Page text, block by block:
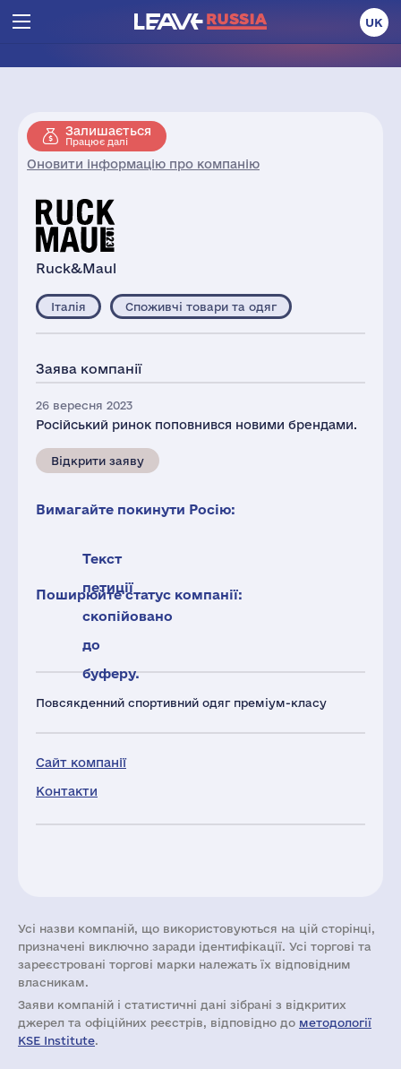
UK
Залишається
Працює далі
Оновити інформацію про компанію
Ruck&Maul
Повсякденний спортивний одяг преміум-класу
Сайт компанії
Контакти
Італія Споживчі товари та одяг
Заява компанії
26 вересня 2023
Російський ринок поповнився новими брендами.
Відкрити заяву
Вимагайте покинути Росію:
Текст
петиції
скопійовано
до
буферу.
Поширюйте статус компанії:
Усі назви компаній, що використовуються на цій сторінці,
призначені виключно заради ідентифікації. Усі торгові та
зареєстровані торгові марки належать їх відповідним
власникам.
Заяви компаній i статистичні дані зібрані з відкритих
джерел та офіційних реєстрів, відповідно до методології
KSE Institute.